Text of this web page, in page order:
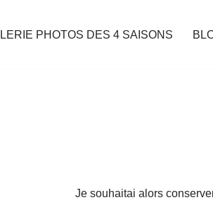
PHOTOS DES 4 SAISONS
Je souhaitai alors